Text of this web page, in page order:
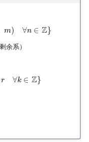
m) ∀n ∈ Z}
余系）
r ∀k ∈ Z}